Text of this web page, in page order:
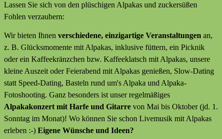
Lassen Sie sich von den plüschigen Alpakas und zuckersüßen
Fohlen verzaubern:
Wir bieten Ihnen verschiedene, einzigartige Veranstaltungen an,
z. B. Glücksmomente mit Alpakas, inklusive füttern, ein Picknik
oder ein Kaffeekränzchen bzw. Kaffeeklatsch mit Alpakas, unsere
kleine Auszeit oder Feierabend mit Alpakas genießen, Slow-Dating
statt Speed-Dating, Basteln rund um's Alpaka und Alpaka-
Fotoshooting. Ganz besonders ist unser regelmäßiges
Alpakakonzert mit Harfe und Gitarre von Mai bis Oktober (jd. 1.
Sonntag im Monat)! Wo können Sie schon Livemusik mit Alpakas
erleben :-) Eigene Wünsche und Ideen?